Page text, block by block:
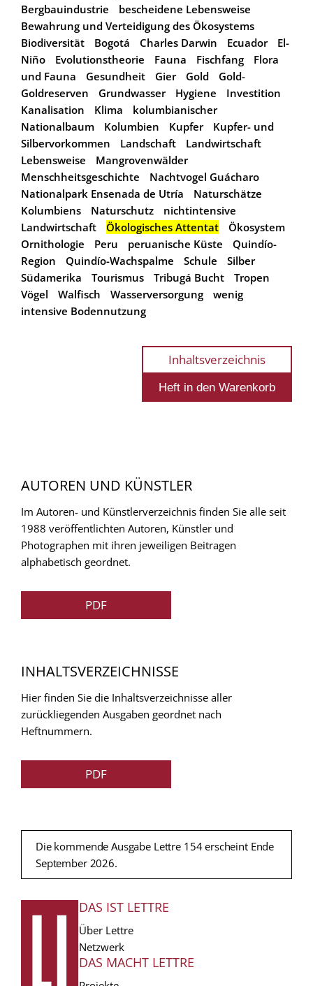
Bergbauindustrie
bescheidene Lebensweise
Bewahrung und Verteidigung des Ökosystems
Biodiversität
Bogotá Charles Darwin Ecuador
El-
Niño
Evolutionstheorie Fauna Fischfang
Flora
und Fauna
Gesundheit Gier Gold
Gold-
Goldreserven
Grundwasser Hygiene
Investition
Kanalisation
Klima
kolumbianischer
Nationalbaum
Kolumbien Kupfer
Kupfer- und
Silbervorkommen
Landschaft
Landwirtschaft
Lebensweise
Mangrovenwälder
Menschheitsgeschichte
Nachtvogel Guácharo
Nationalpark Ensenada de Utría
Naturschätze
Kolumbiens
Naturschutz
nichtintensive
Landwirtschaft
Ökologisches Attentat
Ökosystem
Ornithologie
Peru peruanische Küste
Quindío-
Region
Quindío-Wachspalme Schule
Silber
Südamerika
Tourismus Tribugá Bucht
Tropen
Vögel
Walfisch Wasserversorgung
wenig
intensive Bodennutzung
Inhaltsverzeichnis
AUTOREN UND KÜNSTLER
Im Autoren- und Künstlerverzeichnis finden Sie alle seit
1988 veröffentlichten Autoren, Künstler und
Photographen mit ihren jeweiligen Beitragen
alphabetisch geordnet.
PDF
INHALTSVERZEICHNISSE
Hier finden Sie die Inhaltsverzeichnisse aller
zurückliegenden Ausgaben geordnet nach
Heftnummern.
PDF
Die kommende Ausgabe Lettre 154 erscheint Ende
September 2026.
FUSSZEILE
DAS IST LETTRE
Über Lettre
Netzwerk
DAS MACHT LETTRE